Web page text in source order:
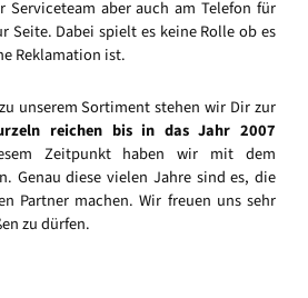
Serviceteam aber auch am Telefon für
Seite. Dabei spielt es keine Rolle ob es
Reklamation ist.
unserem Sortiment stehen wir Dir zur
reichen bis in das Jahr 2007
Zeitpunkt haben wir mit dem
Genau diese vielen Jahre sind es, die
Partner machen. Wir freuen uns sehr
zu dürfen.